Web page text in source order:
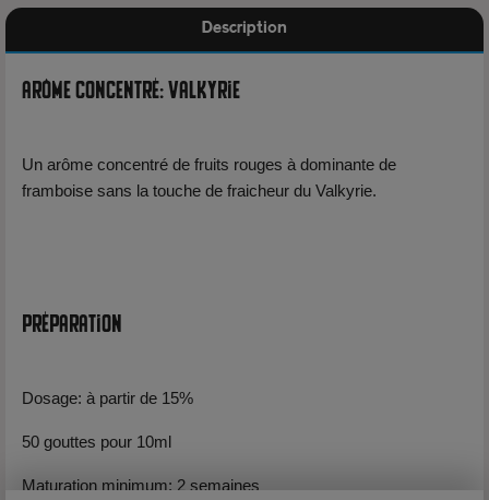
Description
Arôme Concentré: Valkyrie
Un arôme concentré de fruits rouges à dominante de
framboise sans la touche de fraicheur du Valkyrie.
Préparation
Dosage: à partir de 15%
50 gouttes pour 10ml
Maturation minimum: 2 semaines